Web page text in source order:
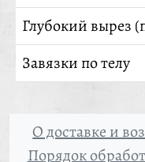
Глубокий вырез
Завязки по телу
О доставке и
Порядок